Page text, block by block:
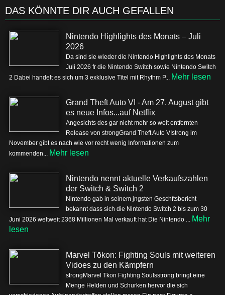
DAS KÖNNTE DIR AUCH GEFALLEN
Nintendo Highlights des Monats – Juli
2026
Da sind sie wieder die Nintendo Highlights des Monats
Juli 2026 fr die Nintendo Switch sowie Nintendo Switch
2 Dabei handelt es sich um 3 exklusive Titel mit Rhythm P... Mehr lesen
Grand Theft Auto VI - Am 27. August gibt
es neue Infos...auf Netflix
Angesichts des gar nicht mehr so weit entfernten
Release von strongGrand Theft Auto VIstrong im
November gibt es nach wie vor recht wenig Informationen zum
kommenden... Mehr lesen
Nintendo nennt aktuelle Verkaufszahlen
der Switch & Switch 2
Nintendo gab in seinem jngsten Geschftsbericht
bekannt dass sich die Nintendo Switch 2 bis zum 30
Juni 2026 weltweit 2368 Millionen Mal verkauft hat Die Nintendo ... Mehr
lesen
Marvel Tōkon: Fighting Souls mit weiteren
Vidoes zu den Kämpfern
strongMarvel Tkon Fighting Soulsstrong bringt eine
Menge Helden und Schurken hervor die sich